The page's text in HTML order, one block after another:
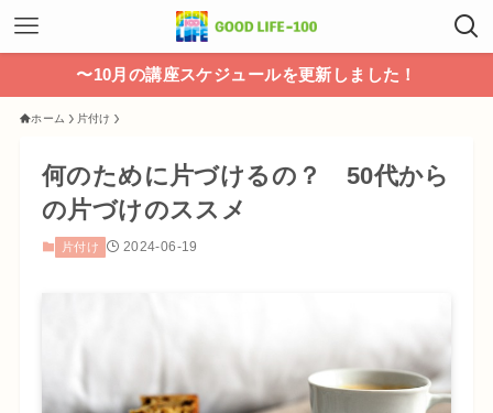
〜10月の講座スケジュールを更新しました！
ホーム 片付け
何のために片づけるの？ 50代から
の片づけのススメ
片付け 2024-06-19